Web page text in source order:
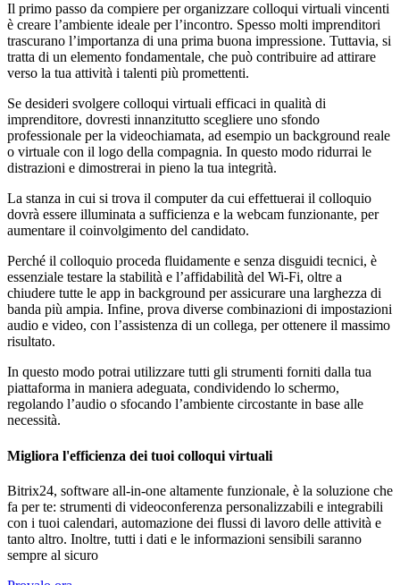
Il primo passo da compiere per organizzare colloqui virtuali vincenti
è creare l’ambiente ideale per l’incontro. Spesso molti imprenditori
trascurano l’importanza di una prima buona impressione. Tuttavia, si
tratta di un elemento fondamentale, che può contribuire ad attirare
verso la tua attività i talenti più promettenti.
Se desideri svolgere colloqui virtuali efficaci in qualità di
imprenditore, dovresti innanzitutto scegliere uno sfondo
professionale per la videochiamata, ad esempio un background reale
o virtuale con il logo della compagnia. In questo modo ridurrai le
distrazioni e dimostrerai in pieno la tua integrità.
La stanza in cui si trova il computer da cui effettuerai il colloquio
dovrà essere illuminata a sufficienza e la webcam funzionante, per
aumentare il coinvolgimento del candidato.
Perché il colloquio proceda fluidamente e senza disguidi tecnici, è
essenziale testare la stabilità e l’affidabilità del Wi-Fi, oltre a
chiudere tutte le app in background per assicurare una larghezza di
banda più ampia. Infine, prova diverse combinazioni di impostazioni
audio e video, con l’assistenza di un collega, per ottenere il massimo
risultato.
In questo modo potrai utilizzare tutti gli strumenti forniti dalla tua
piattaforma in maniera adeguata, condividendo lo schermo,
regolando l’audio o sfocando l’ambiente circostante in base alle
necessità.
Migliora l'efficienza dei tuoi colloqui virtuali
Bitrix24, software all-in-one altamente funzionale, è la soluzione che
fa per te: strumenti di videoconferenza personalizzabili e integrabili
con i tuoi calendari, automazione dei flussi di lavoro delle attività e
tanto altro. Inoltre, tutti i dati e le informazioni sensibili saranno
sempre al sicuro